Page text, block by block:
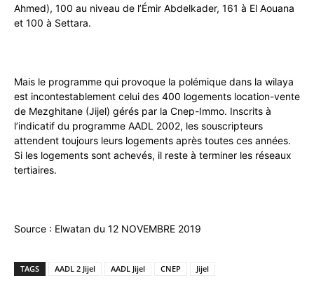
Ahmed), 100 au niveau de l’Émir Abdelkader, 161 à El Aouana
et 100 à Settara.
Mais le programme qui provoque la polémique dans la wilaya
est incontestablement celui des 400 logements location-vente
de Mezghitane (Jijel) gérés par la Cnep-Immo. Inscrits à
l’indicatif du programme AADL 2002, les souscripteurs
attendent toujours leurs logements après toutes ces années.
Si les logements sont achevés, il reste à terminer les réseaux
tertiaires.
Source : Elwatan du 12 NOVEMBRE 2019
TAGS AADL 2 Jijel AADL Jijel CNEP Jijel